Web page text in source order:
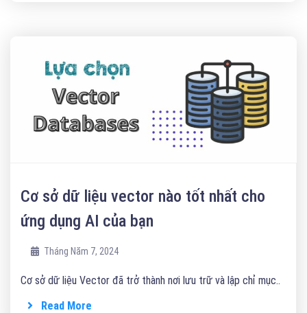
Cơ sở dữ liệu vector nào tốt nhất cho
ứng dụng AI của bạn
Tháng Năm 7, 2024
Cơ sở dữ liệu Vector đã trở thành nơi lưu trữ và lập chỉ mục..
Read More